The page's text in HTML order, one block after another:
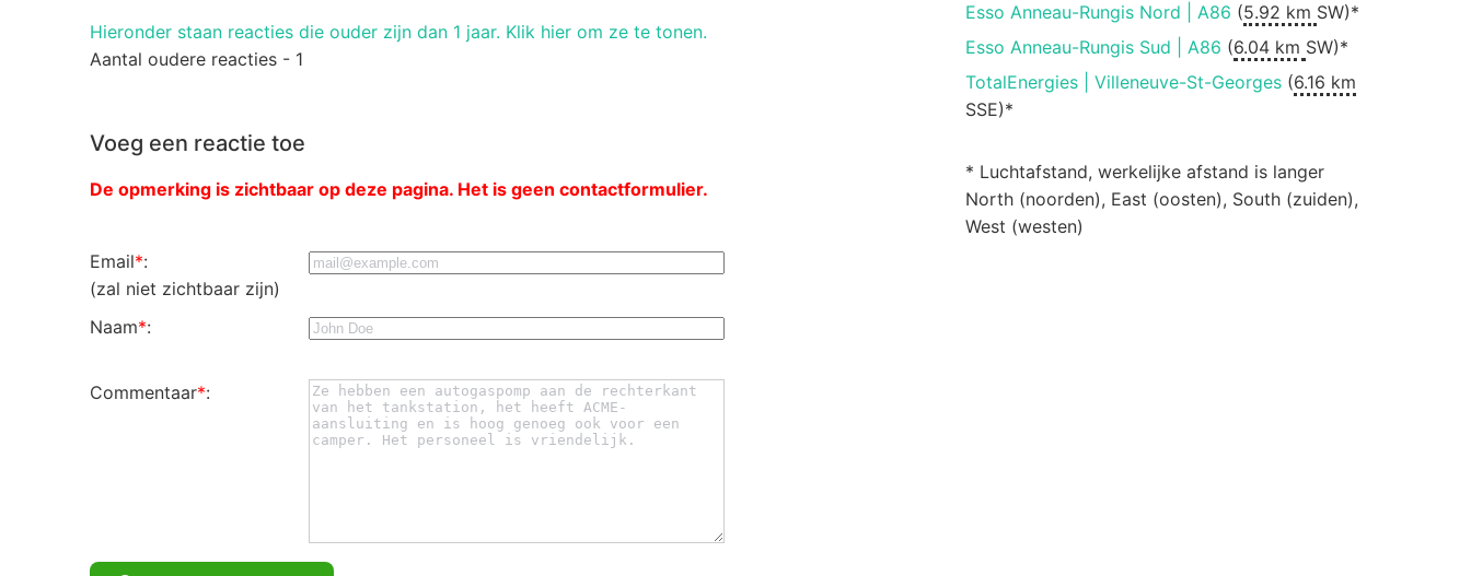
Hieronder staan ​​reacties die ouder zijn dan 1 jaar. Klik hier om ze te tonen.
Aantal oudere reacties - 1
Voeg een reactie toe
De opmerking is zichtbaar op deze pagina. Het is geen contactformulier.
Email*:
(zal niet zichtbaar zijn)
Naam*:
Commentaar*:
Esso Anneau-Rungis Nord | A86 (5.92 km SW)*
Esso Anneau-Rungis Sud | A86 (6.04 km SW)*
TotalEnergies | Villeneuve-St-Georges(6.16 km
SSE)*
* Luchtafstand, werkelijke afstand is langer
North (noorden), East (oosten), South (zuiden),
West (westen)